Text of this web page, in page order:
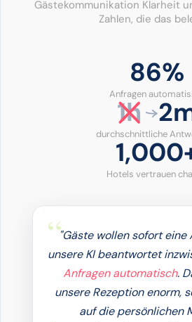
Gästekommunikation Klarheit
Zahlen, die das
86%
Anfragen
1h
durchschnittliche
Hotels vertrauen
"Gäste wollen sofort eine
unsere KI beantwortet
Anfragen automatisch.
unsere Rezeption enorm,
auf die persönlichen